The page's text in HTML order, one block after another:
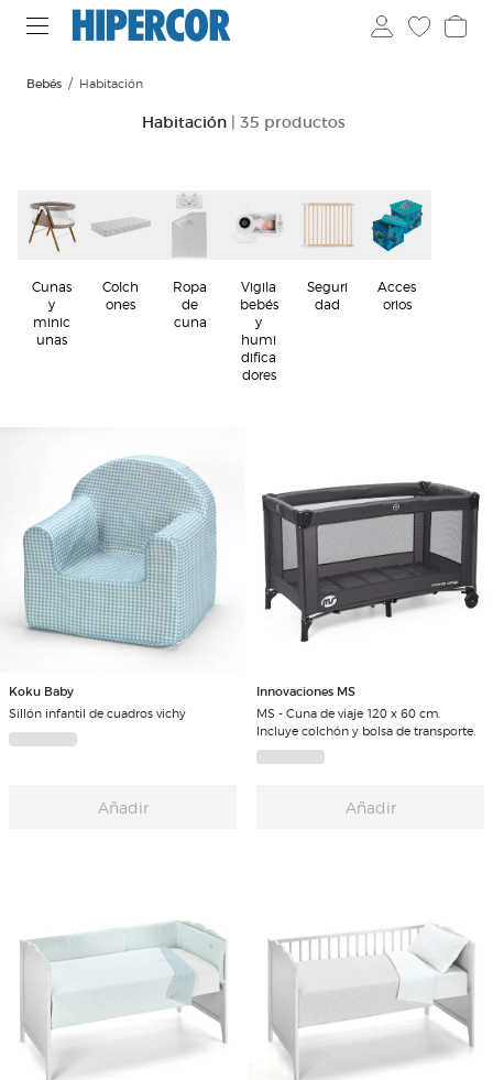
Bebés Habitación
Habitación | 35 productos
Cunas
y
minic
unas
Colch
ones
Ropa
de
cuna
Vigila
bebés
y
humi
difica
dores
Seguri
dad
Acces
orios
Koku Baby
Sillón infantil de cuadros vichy
Añadir
Innovaciones MS
MS - Cuna de viaje 120 x 60 cm.
Incluye colchón y bolsa de transporte.
Añadir